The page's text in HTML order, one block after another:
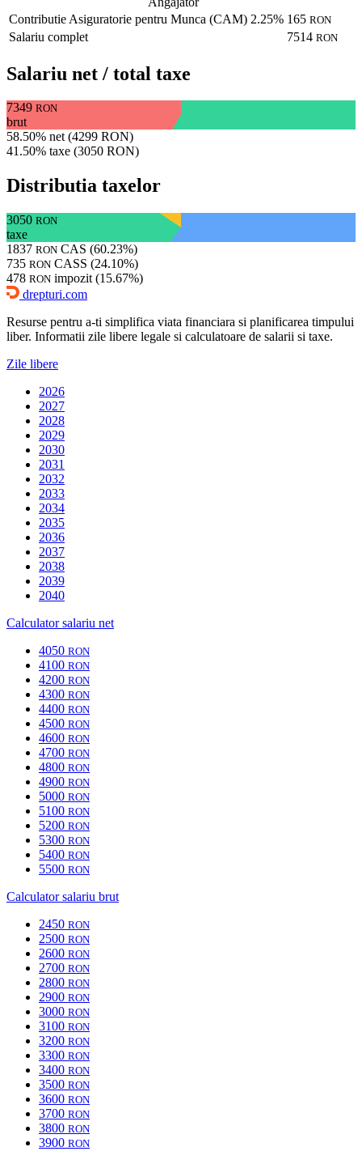
Contributie Asiguratorie pentru Munca (CAM) 2.25% 165 RON
Salariu complet 7514 RON
Salariu net / total taxe
7349 RON
brut
58.50% net (4299 RON)
41.50% taxe (3050 RON)
Distributia taxelor
3050 RON
taxe
1837 RON CAS (60.23%)
735 RON CASS (24.10%)
478 RON impozit (15.67%)
drepturi.com
Resurse pentru a-ti simplifica viata financiara si planificarea timpului
liber. Informatii zile libere legale si calculatoare de salarii si taxe.
Zile libere
2026
2027
2028
2029
2030
2031
2032
2033
2034
2035
2036
2037
2038
2039
2040
Calculator salariu net
4050 RON
4100 RON
4200 RON
4300 RON
4400 RON
4500 RON
4600 RON
4700 RON
4800 RON
4900 RON
5000 RON
5100 RON
5200 RON
5300 RON
5400 RON
5500 RON
Calculator salariu brut
2450 RON
2500 RON
2600 RON
2700 RON
2800 RON
2900 RON
3000 RON
3100 RON
3200 RON
3300 RON
3400 RON
3500 RON
3600 RON
3700 RON
3800 RON
3900 RON